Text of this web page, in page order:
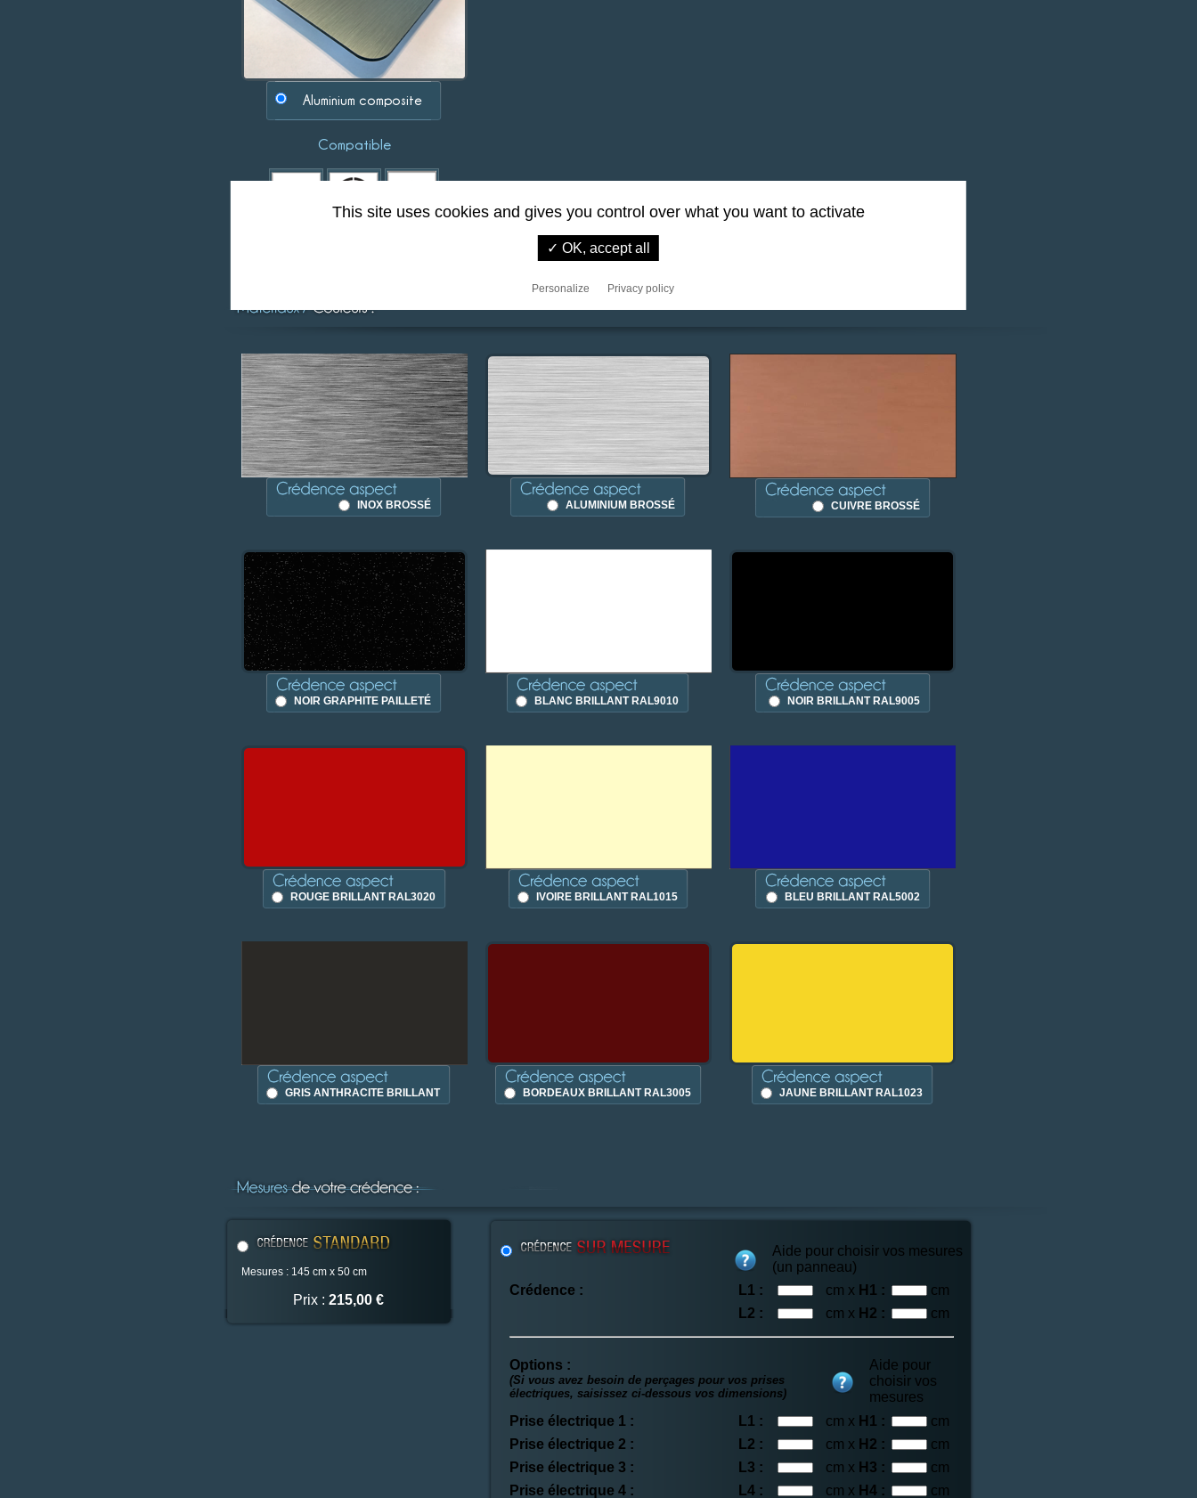
Aluminium composite
Compatible
INOX BROSSÉ ALUMINIUM BROSSÉ CUIVRE BROSSÉ
NOIR GRAPHITE PAILLETÉ BLANC BRILLANT RAL9010 NOIR BRILLANT RAL9005
ROUGE BRILLANT RAL3020 IVOIRE BRILLANT RAL1015 BLEU BRILLANT RAL5002
GRIS ANTHRACITE BRILLANT BORDEAUX BRILLANT RAL3005 JAUNE BRILLANT RAL1023
Mesures : 145 cm x 50 cm
Prix : 215,00 €
Aide pour choisir vos mesures
(un panneau)
Crédence :
L1 : cm x H1 :
cm
L2 :
cm x H2 : cm
Options :
(Si vous avez besoin de perçages pour vos prises
électriques, saisissez ci-dessous vos dimensions)
Aide pour
choisir vos
mesures
Prise électrique 1 :
L1 : cm x H1 :
cm
Prise électrique 2 :
L2 : cm x H2 :
cm
Prise électrique 3 :
L3 : cm x H3 :
cm
Prise électrique 4 :
L4 : cm x H4 : cm
This site uses cookies and gives you control over what you want to activate
✓ OK, accept all
Personalize Privacy policy